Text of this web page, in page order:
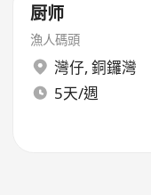
厨师
漁人碼頭
灣仔, 銅鑼灣
5天/週